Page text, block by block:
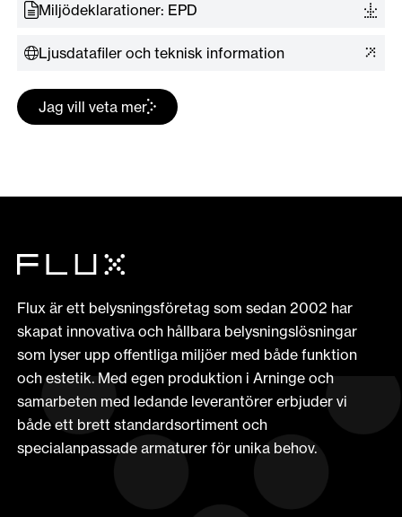
Miljödeklarationer: EPD
Ljusdatafiler och teknisk information
Jag vill veta mer
Flux är ett belysningsföretag som sedan 2002 har
skapat innovativa och hållbara belysningslösningar
som lyser upp offentliga miljöer med både funktion
och estetik. Med egen produktion i Arninge och
samarbeten med ledande leverantörer erbjuder vi
både ett brett standardsortiment och
specialanpassade armaturer för unika behov.